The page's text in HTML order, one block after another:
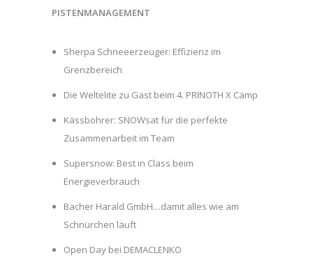
PISTENMANAGEMENT
Sherpa Schneeerzeuger: Effizienz im
Grenzbereich
Die Weltelite zu Gast beim 4. PRINOTH X Camp
Kässbohrer: SNOWsat für die perfekte
Zusammenarbeit im Team
Supersnow: Best in Class beim
Energieverbrauch
Bacher Harald GmbH…damit alles wie am
Schnürchen läuft
Open Day bei DEMACLENKO